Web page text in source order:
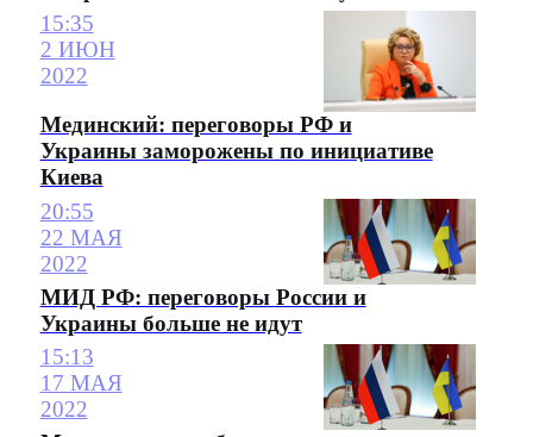
15:35
2 ИЮН
2022
Мединский: переговоры РФ и
Украины заморожены по инициативе
Киева
20:55
22 МАЯ
2022
МИД РФ: переговоры России и
Украины больше не идут
15:13
17 МАЯ
2022